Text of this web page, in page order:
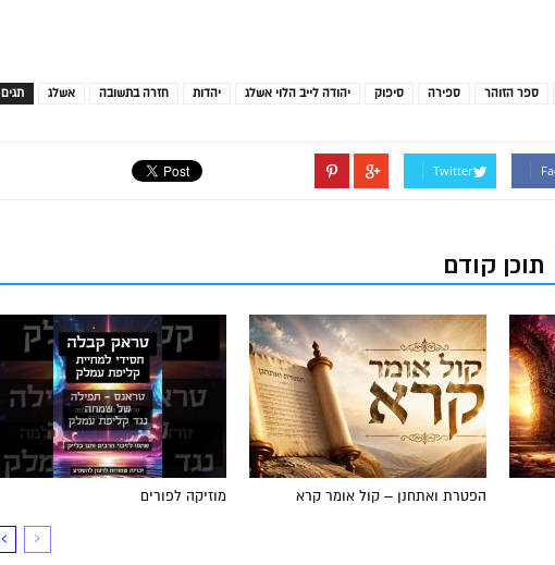
תגים אשלג חזרה בתשובה יהדות יהודה לייב הלוי אשלג סיפוק ספירה ספר הזוהר
Twitter
תוכן קודם
מוזיקה לפורים הפטרת ואתחנן – קול אומר קרא